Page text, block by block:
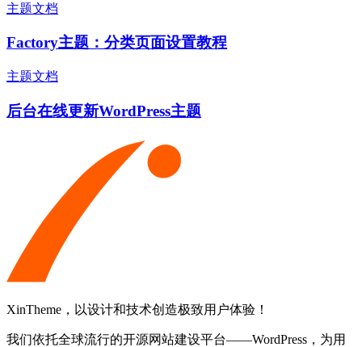
主题文档
Factory主题：分类页面设置教程
主题文档
后台在线更新WordPress主题
XinTheme，以设计和技术创造极致用户体验！
我们依托全球流行的开源网站建设平台——WordPress，为用